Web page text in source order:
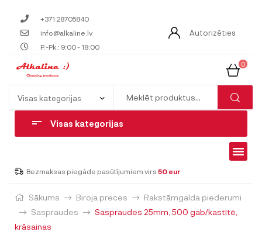
+371 28705840
info@alkaline.lv
P.-Pk.: 9:00 - 18:00
Autorizēties
0
Visas kategorijas
Bezmaksas piegāde pasūtījumiem virs 50 eur
Sākums Biroja preces
Rakstāmgalda piederumi
Saspraudes
Saspraudes 25mm, 500 gab/kastītē,
krāsainas